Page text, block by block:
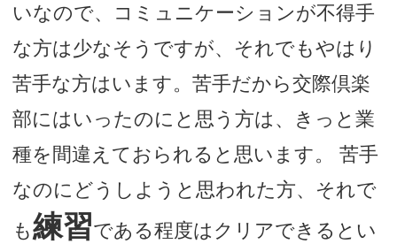
いなので、コミュニケーションが不得手
な方は少なそうですが、それでもやはり
苦手な方はいます。苦手だから交際倶楽
部にはいったのにと思う方は、きっと業
種を間違えておられると思います。 苦手
なのにどうしようと思われた方、それで
も練習である程度はクリアできるとい